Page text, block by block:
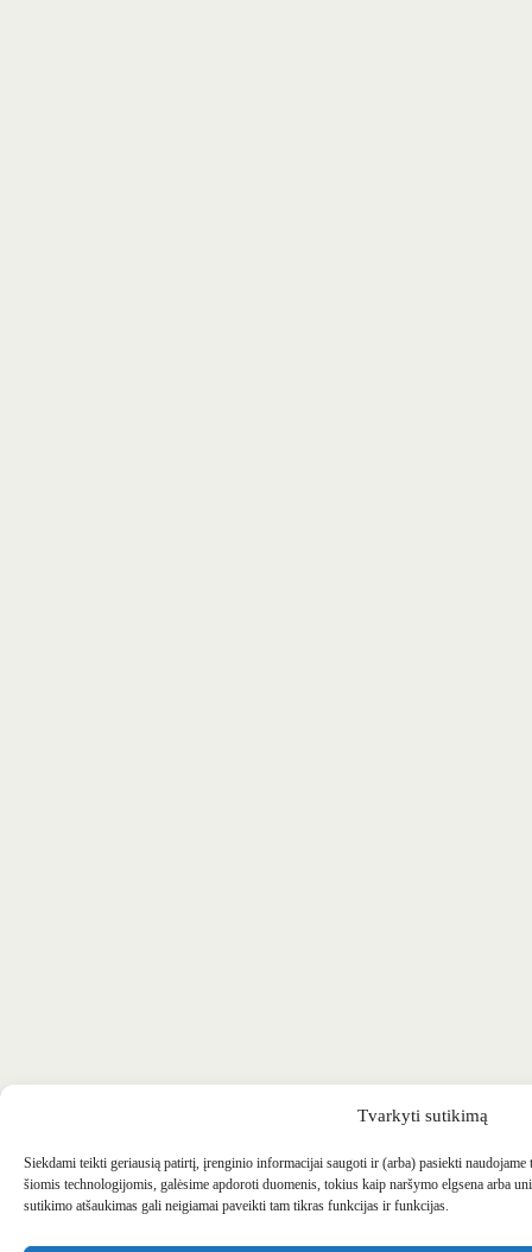
Tvarkyti sutikimą
Siekdami teikti geriausią patirtį, įrenginio informacijai saugoti ir (arba) pasiekti
šiomis technologijomis, galėsime apdoroti duomenis, tokius kaip naršymo elgsena arba
sutikimo atšaukimas gali neigiamai paveikti tam tikras funkcijas ir funkcijas.